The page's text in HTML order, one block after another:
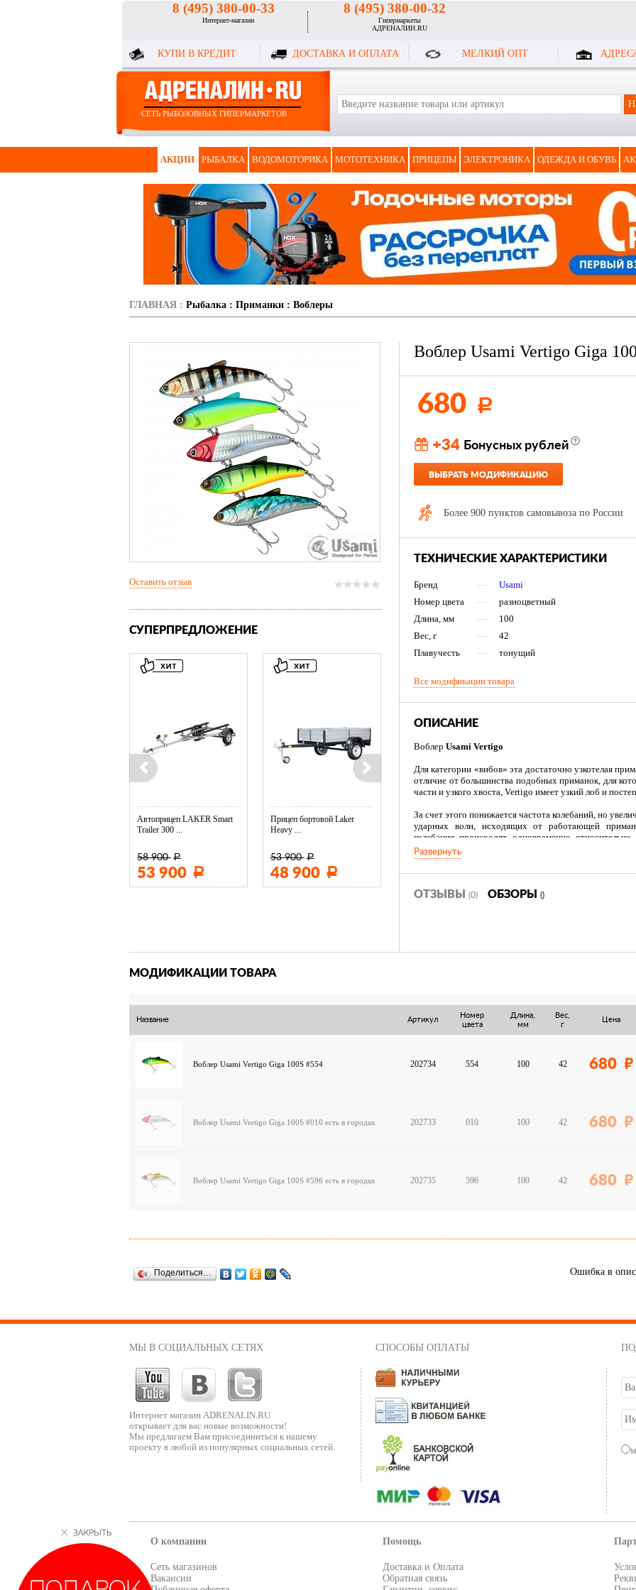
8 (495) 380-00-33
Интернет-магазин
8 (495) 380-00-32
Гипермаркеты
АДРЕНАЛИН.RU
КУПИ В КРЕДИТ ДОСТАВКА И ОПЛАТА МЕЛКИЙ ОПТ
СЕТЬ РЫБОЛОВНЫХ ГИПЕРМАРКЕТОВ
АКЦИИ РЫБАЛКА ВОДОМОТОРИКА МОТОТЕХНИКА ПРИЦЕПЫ ЭЛЕКТРОНИКА ОДЕЖДА И ОБУВЬ
ГЛАВНАЯ : Рыбалка : Приманки : Воблеры
Воблер Usami Vertigo Giga
680 Р
+34 Бонусных рублей
ВЫБРАТЬ МОДИФИКАЦИЮ
Более 900 пунктов самовывоза по России
ТЕХНИЧЕСКИЕ ХАРАКТЕРИСТИКИ
Бренд —
Usami
Номер цвета
—
разноцветный
Длина, мм
—
100
Вес, г
—
42
Плавучесть
— тонущий
Все модификации товара
ОПИСАНИЕ
Воблер Usami Vertigo
Для категории «вибов» эта достаточно узкотелая
отличие от большинства подобных приманок, для
части и узкого хвоста, Vertigo имеет узкий лоб и
За счет этого понижается частота колебаний, но
ударных волн, исходящих от работающей
колебания происходят одновременно
увеличивает привлекательность Vertigo для хищника.
Vertigo является универсальной всесезонной
глубинах до 12–15 метров.
откланяется от первоначальной амплитуды,
Развернуть
ОТЗЫВЫ (0) ОБЗОРЫ ()
Оставить отзыв
СУПЕРПРЕДЛОЖЕНИЕ
Автоприцеп LAKER Smart
Trailer 300 ...
58 900 Р
53 900 Р
Прицеп бортовой Laker
Heavy ...
53 900 Р
48 900 Р
Тент LAKER с каркасом для
11 600 Р
Тент LAKER с каркасом
...
19 500 Р
МОДИФИКАЦИИ ТОВАРА
Название Артикул
Номер
цвета
Длина,
мм
Вес,
г
Цена
Воблер Usami Vertigo Giga 100S #554 202734 554 100 42 680
Воблер Usami Vertigo Giga 100S #010 есть в городах 202733 010 100 42 680
Воблер Usami Vertigo Giga 100S #596 есть в городах 202735 596 100 42 680
Ошибка в
Поделиться…
МЫ В СОЦИАЛЬНЫХ СЕТЯХ
Интернет магазин ADRENALIN.RU
открывает для вас новые возможности!
Мы предлагаем Вам присоединиться к нашему
проекту в любой из популярных социальных сетей.
СПОСОБЫ ОПЛАТЫ
О компании
Сеть магазинов
Вакансии
Помощь
Доставка и Оплата
Обратная связь